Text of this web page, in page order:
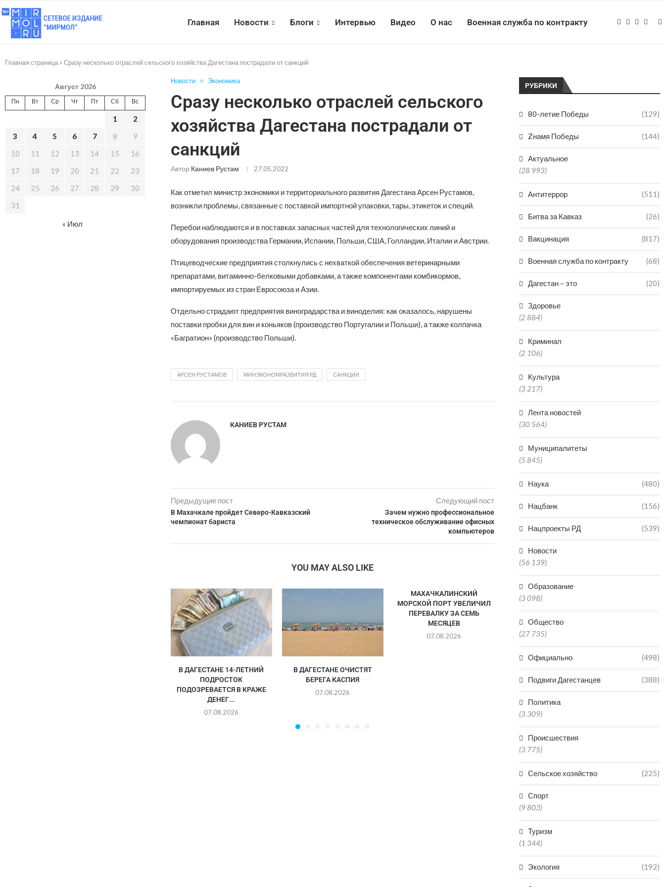
Главная Новости Блоги Интервью Видео О нас Военная служба по контракту
Главная страница » Сразу несколько отраслей сельского хозяйства Дагестана пострадали от санкций
Новости Экономика
Сразу несколько отраслей сельского
хозяйства Дагестана пострадали от
санкций
Автор Каниев Рустам 27.05.2022
Как отметил министр экономики и территориального развития Дагестана Арсен Рустамов,
возникли проблемы, связанные с поставкой импортной упаковки, тары, этикеток и специй.
Перебои наблюдаются и в поставках запасных частей для технологических линий и
оборудования производства Германии, Испании, Польши, США, Голландии, Италии и Австрии.
Птицеводческие предприятия столкнулись с нехваткой обеспечения ветеринарными
препаратами, витаминно-белковыми добавками, а также компонентами комбикормов,
импортируемых из стран Евросоюза и Азии.
Отдельно страдают предприятия виноградарства и виноделия: как оказалось, нарушены
поставки пробки для вин и коньяков (производство Португалии и Польши), а также колпачка
«Багратион» (производство Польши).
АРСЕН РУСТАМОВ МИНЭКОНОМРАЗВИТИЯ РД САНКЦИИ
КАНИЕВ РУСТАМ
Предыдущие пост
В Махачкале пройдет Северо-Кавказский
чемпионат бариста
Следующий пост
Зачем нужно профессиональное
техническое обслуживание офисных
компьютеров
YOU MAY ALSO LIKE
В ДАГЕСТАНЕ 14-ЛЕТНИЙ
ПОДРОСТОК
ПОДОЗРЕВАЕТСЯ В КРАЖЕ
ДЕНЕГ...
07.08.2026
В ДАГЕСТАНЕ ОЧИСТЯТ
БЕРЕГА КАСПИЯ
07.08.2026
МАХАЧКАЛИНСКИЙ
МОРСКОЙ ПОРТ УВЕЛИЧИЛ
ПЕРЕВАЛКУ ЗА СЕМЬ
МЕСЯЦЕВ
07.08.2026
В МАХАЧКАЛЕ ВНОВЬ
ЗАКРЫЛИ УЛИЦУ ПУШКИНА
07.08.2026
РУБРИКИ
80-летие Победы (129)
Zнамя Победы (144)
Актуальное
(28 993)
Антитеррор (511)
Битва за Кавказ (26)
Вакцинация (817)
Военная служба по контракту (68)
Дагестан – это (20)
Здоровье
(2 884)
Криминал
(2 106)
Культура
(3 217)
Лента новостей
(30 564)
Муниципалитеты
(5 845)
Наука (480)
Нацбанк (156)
Нацпроекты РД (539)
Новости
(56 139)
Образование
(3 098)
Общество
(27 735)
Официально (498)
Подвиги Дагестанцев (388)
Политика
(3 309)
Происшествия
(3 775)
Сельское хозяйство (225)
Спорт
(9 803)
Туризм
(1 344)
Экология (192)
Август 2026
Пн Вт Ср Чт Пт Сб Вс
1
2
3
4 5 6 7 8
9
10
11 12 13 14 15
16
17
18 19 20 21 22
23
24
25 26 27 28 29
30
31
« Июл